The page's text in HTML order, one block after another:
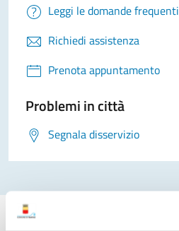
Leggi le domande frequenti
Richiedi assistenza
Prenota appuntamento
Problemi in città
Segnala disservizio